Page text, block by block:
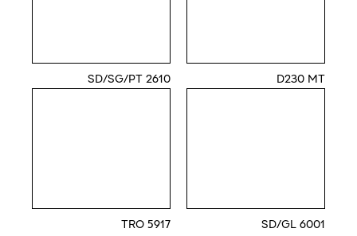
D230 MT
2610 SD/SG/PT
6001 SD/GL
5917 TRO